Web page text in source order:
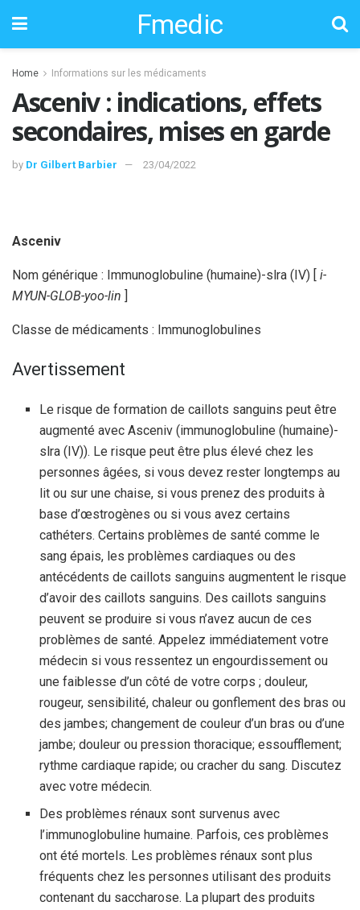
Fmedic
Home Informations sur les médicaments
Asceniv : indications, effets
secondaires, mises en garde
by Dr Gilbert Barbier 23/04/2022
Asceniv
Nom générique : Immunoglobuline (humaine)-slra (IV) [ i-
MYUN-GLOB-yoo-lin ]
Classe de médicaments : Immunoglobulines
Avertissement
Le risque de formation de caillots sanguins peut être
augmenté avec Asceniv (immunoglobuline (humaine)-
slra (IV)). Le risque peut être plus élevé chez les
personnes âgées, si vous devez rester longtemps au
lit ou sur une chaise, si vous prenez des produits à
base d’œstrogènes ou si vous avez certains
cathéters. Certains problèmes de santé comme le
sang épais, les problèmes cardiaques ou des
antécédents de caillots sanguins augmentent le risque
d’avoir des caillots sanguins. Des caillots sanguins
peuvent se produire si vous n’avez aucun de ces
problèmes de santé. Appelez immédiatement votre
médecin si vous ressentez un engourdissement ou
une faiblesse d’un côté de votre corps ; douleur,
rougeur, sensibilité, chaleur ou gonflement des bras ou
des jambes; changement de couleur d’un bras ou d’une
jambe; douleur ou pression thoracique; essoufflement;
rythme cardiaque rapide; ou cracher du sang. Discutez
avec votre médecin.
Des problèmes rénaux sont survenus avec
l’immunoglobuline humaine. Parfois, ces problèmes
ont été mortels. Les problèmes rénaux sont plus
fréquents chez les personnes utilisant des produits
contenant du saccharose. La plupart des produits